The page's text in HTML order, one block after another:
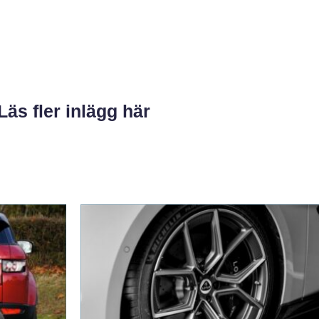
fler inlägg här